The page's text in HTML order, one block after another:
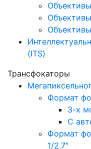
(ITS)
Трансфокаторы
Формат
3-х
С
Формат
1/2.7″